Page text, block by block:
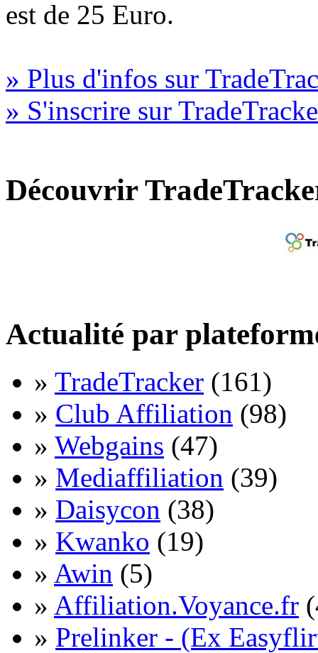
est de 25 Euro.
» Plus d'infos sur
» S'inscrire sur
Découvrir
Actualité par
» TradeTracker (161)
» Club Affiliation (98)
» Webgains (47)
» Mediaffiliation (39)
» Daisycon (38)
» Kwanko (19)
» Awin (5)
» Affiliation.Voyance.fr
» Prelinker - (Ex